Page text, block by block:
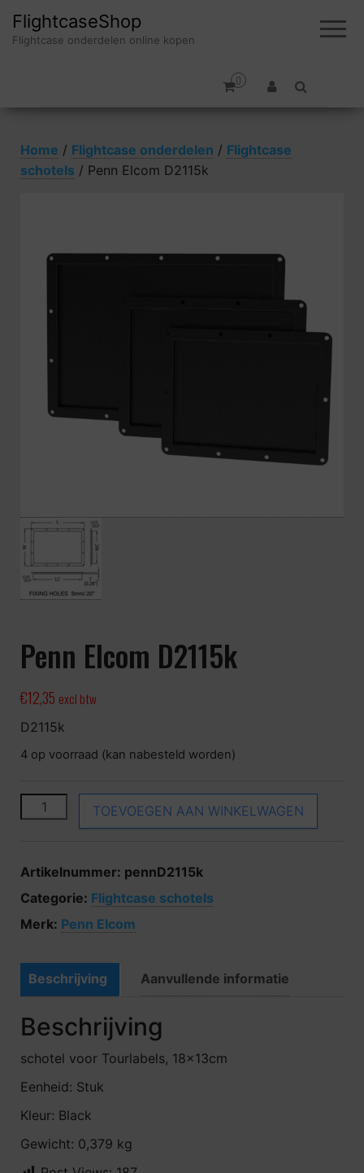
FlightcaseShop
Flightcase onderdelen online kopen
0
Home / Flightcase onderdelen / Flightcase
schotels / Penn Elcom D2115k
Penn Elcom D2115k
€12,35 excl btw
D2115k
4 op voorraad (kan nabesteld worden)
Penn Elcom D2115k aantal
TOEVOEGEN AAN WINKELWAGEN
Artikelnummer: pennD2115k
Categorie: Flightcase schotels
Merk: Penn Elcom
Beschrijving Aanvullende informatie
Beschrijving
schotel voor Tourlabels, 18x13cm
Eenheid: Stuk
Kleur: Black
Gewicht: 0,379 kg